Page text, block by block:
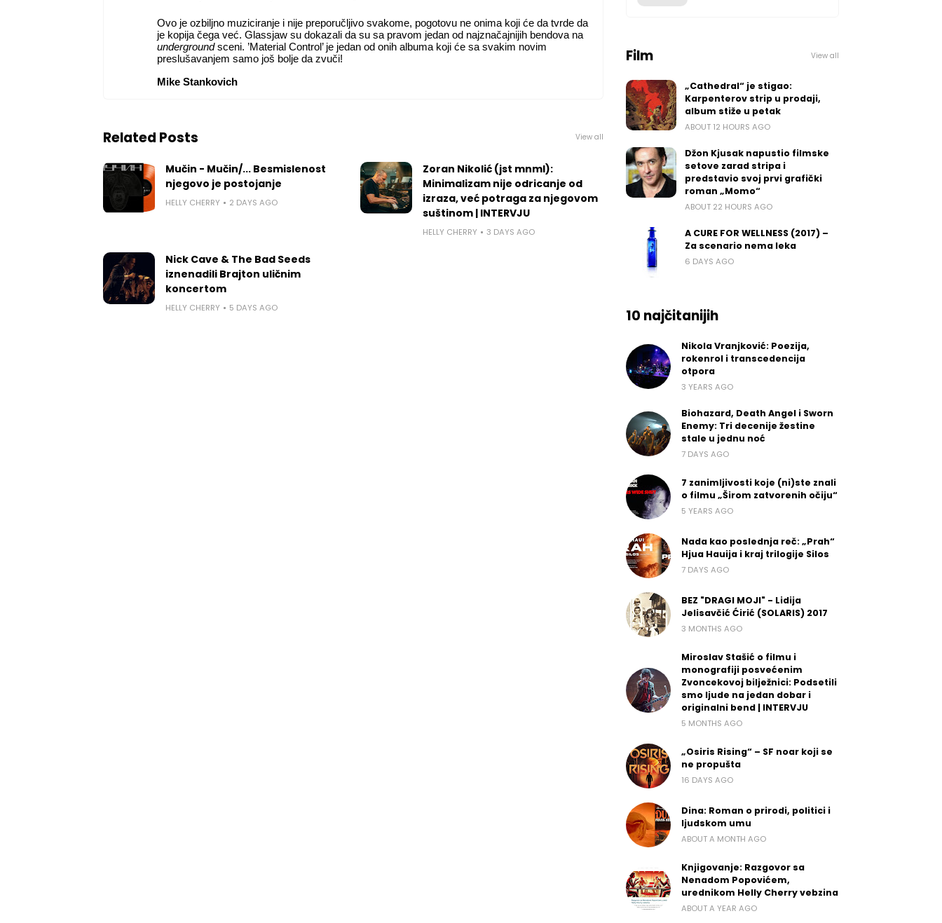
Ovo je ozbiljno muziciranje i nije preporučljivo svakome, pogotovu ne onima koji će da tvrde da
je kopija čega već. Glassjaw su dokazali da su sa pravom jedan od najznačajnijih bendova na
undergroundsceni. ’Material Control’ je jedan od onih albuma koji će sa svakim novim
preslušavanjem samo još bolje da zvuči!
Mike Stankovich
Related Posts View all
Mučin - Mučin/... Besmislenost
njegovo je postojanje
HELLY CHERRY 2 DAYS AGO
Zoran Nikolić (jst mnml):
Minimalizam nije odricanje od
izraza, već potraga za njegovom
suštinom | INTERVJU
HELLY CHERRY 3 DAYS AGO
Nick Cave & The Bad Seeds
iznenadili Brajton uličnim
koncertom
HELLY CHERRY 5 DAYS AGO
Film View all
„Cathedral“ je stigao:
Karpenterov strip u prodaji,
album stiže u petak
ABOUT 12 HOURS AGO
Džon Kjusak napustio filmske
setove zarad stripa i
predstavio svoj prvi grafički
roman „Momo“
ABOUT 22 HOURS AGO
A CURE FOR WELLNESS (2017) –
Za scenario nema leka
6 DAYS AGO
10 najčitanijih
Nikola Vranjković: Poezija,
rokenrol i transcedencija
otpora
3 YEARS AGO
Biohazard, Death Angel i Sworn
Enemy: Tri decenije žestine
stale u jednu noć
7 DAYS AGO
7 zanimljivosti koje (ni)ste znali
o filmu „Širom zatvorenih očiju“
5 YEARS AGO
Nada kao poslednja reč: „Prah“
Hjua Hauija i kraj trilogije Silos
7 DAYS AGO
BEZ "DRAGI MOJI" - Lidija
Jelisavčić Ćirić (SOLARIS) 2017
3 MONTHS AGO
Miroslav Stašić o filmu i
monografiji posvećenim
Zvoncekovoj bilježnici: Podsetili
smo ljude na jedan dobar i
originalni bend | INTERVJU
5 MONTHS AGO
„Osiris Rising“ – SF noar koji se
ne propušta
16 DAYS AGO
Dina: Roman o prirodi, politici i
ljudskom umu
ABOUT A MONTH AGO
Knjigovanje: Razgovor sa
Nenadom Popovićem,
urednikom Helly Cherry vebzina
ABOUT A YEAR AGO